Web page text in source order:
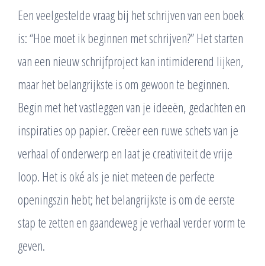
Een veelgestelde vraag bij het schrijven van een boek
is: “Hoe moet ik beginnen met schrijven?” Het starten
van een nieuw schrijfproject kan intimiderend lijken,
maar het belangrijkste is om gewoon te beginnen.
Begin met het vastleggen van je ideeën, gedachten en
inspiraties op papier. Creëer een ruwe schets van je
verhaal of onderwerp en laat je creativiteit de vrije
loop. Het is oké als je niet meteen de perfecte
openingszin hebt; het belangrijkste is om de eerste
stap te zetten en gaandeweg je verhaal verder vorm te
geven.